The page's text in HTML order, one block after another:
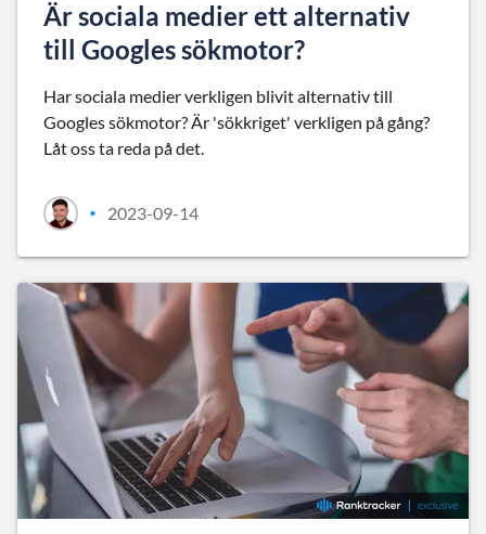
Är sociala medier ett alternativ
till Googles sökmotor?
Har sociala medier verkligen blivit alternativ till
Googles sökmotor? Är 'sökkriget' verkligen på gång?
Låt oss ta reda på det.
• 2023-09-14